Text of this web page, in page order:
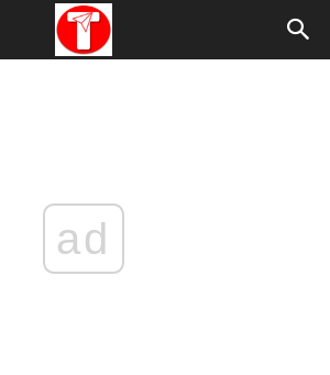
ad